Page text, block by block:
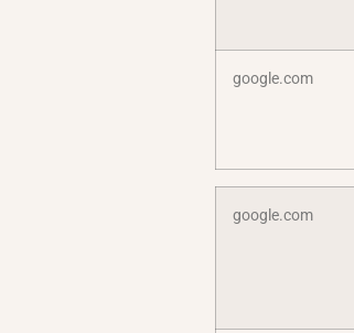
google.com
google.com